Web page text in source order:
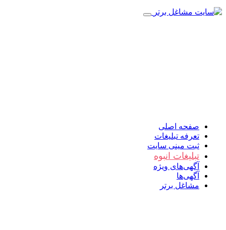
صفحه اصلی
تعرفه تبلیغات
ثبت مینی سایت
تبلیغات انبوه
آگهی‌های ویژه
آگهی‌ها
مشاغل برتر